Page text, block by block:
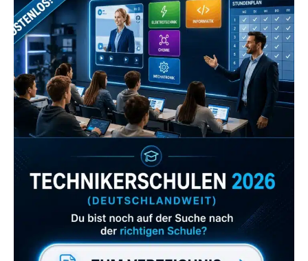
Zum Verzeichnis
Abonniere uns auch
gerne
wenn dir unsere Videos gefallen!